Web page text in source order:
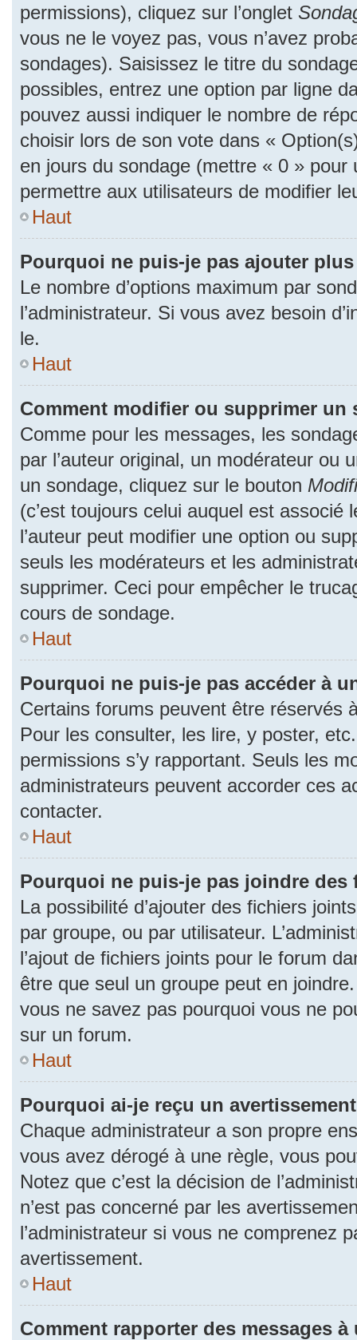
permissions), cliquez sur l’onglet
vous ne le voyez pas, vous n’avez
sondages). Saisissez le titre du
possibles, entrez une option par ligne
pouvez aussi indiquer le nombre de
choisir lors de son vote dans «
en jours du sondage (mettre « 0 » pour
permettre aux utilisateurs de modifier
Haut
Pourquoi ne puis-je pas ajouter
Le nombre d’options maximum par
l’administrateur. Si vous avez besoin
le.
Haut
Comment modifier ou supprimer un
Comme pour les messages, les
par l’auteur original, un modérateur ou
un sondage, cliquez sur le bouton
(c’est toujours celui auquel est associé
l’auteur peut modifier une option ou
seuls les modérateurs et les
supprimer. Ceci pour empêcher le
cours de sondage.
Haut
Pourquoi ne puis-je pas accéder à
Certains forums peuvent être réservés
Pour les consulter, les lire, y poster,
permissions s’y rapportant. Seuls les
administrateurs peuvent accorder ces
contacter.
Haut
Pourquoi ne puis-je pas joindre des
La possibilité d’ajouter des fichiers
par groupe, ou par utilisateur.
l’ajout de fichiers joints pour le forum
être que seul un groupe peut en
vous ne savez pas pourquoi vous ne
sur un forum.
Haut
Pourquoi ai-je reçu un
Chaque administrateur a son propre
vous avez dérogé à une règle, vous
Notez que c’est la décision de
n’est pas concerné par les
l’administrateur si vous ne comprenez
avertissement.
Haut
Comment rapporter des messages